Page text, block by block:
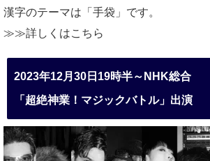
漢字のテーマは「手袋」です。
≫≫詳しくはこちら
2023年12月30日19時半～NHK総合
「超絶神業！マジックバトル」出演